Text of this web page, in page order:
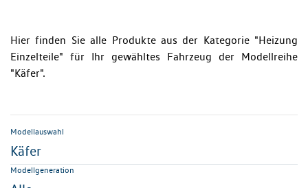
Hier finden Sie alle Produkte aus der Kategorie "Heizung
Einzelteile" für Ihr gewähltes Fahrzeug der Modellreihe
"Käfer".
Modellauswahl
Käfer
Modellgeneration